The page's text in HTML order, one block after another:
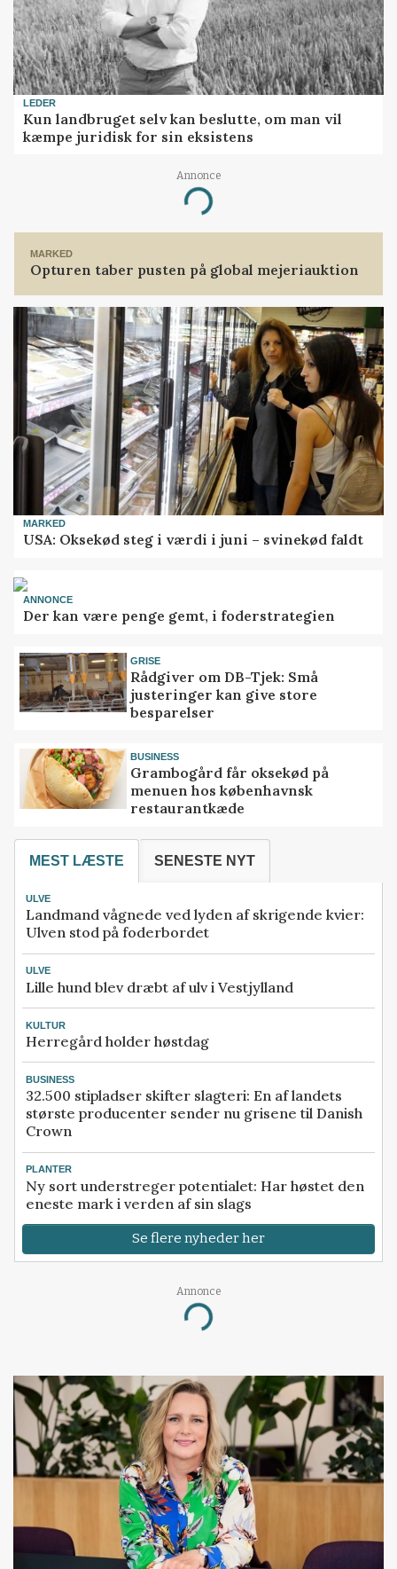
LEDER
Kun landbruget selv kan beslutte, om man vil
kæmpe juridisk for sin eksistens
Annonce
Loading...
MARKED
Opturen taber pusten på global mejeriauktion
MARKED
USA: Oksekød steg i værdi i juni – svinekød faldt
ANNONCE
Der kan være penge gemt, i foderstrategien
GRISE
Rådgiver om DB-Tjek: Små
justeringer kan give store
besparelser
BUSINESS
Grambogård får oksekød på
menuen hos københavnsk
restaurantkæde
MEST LÆSTE SENESTE NYT
ULVE
Landmand vågnede ved lyden af skrigende kvier:
Ulven stod på foderbordet
ULVE
Lille hund blev dræbt af ulv i Vestjylland
KULTUR
Herregård holder høstdag
BUSINESS
32.500 stipladser skifter slagteri: En af landets
største producenter sender nu grisene til Danish
Crown
PLANTER
Ny sort understreger potentialet: Har høstet den
eneste mark i verden af sin slags
Se flere nyheder her
Annonce
Loading...